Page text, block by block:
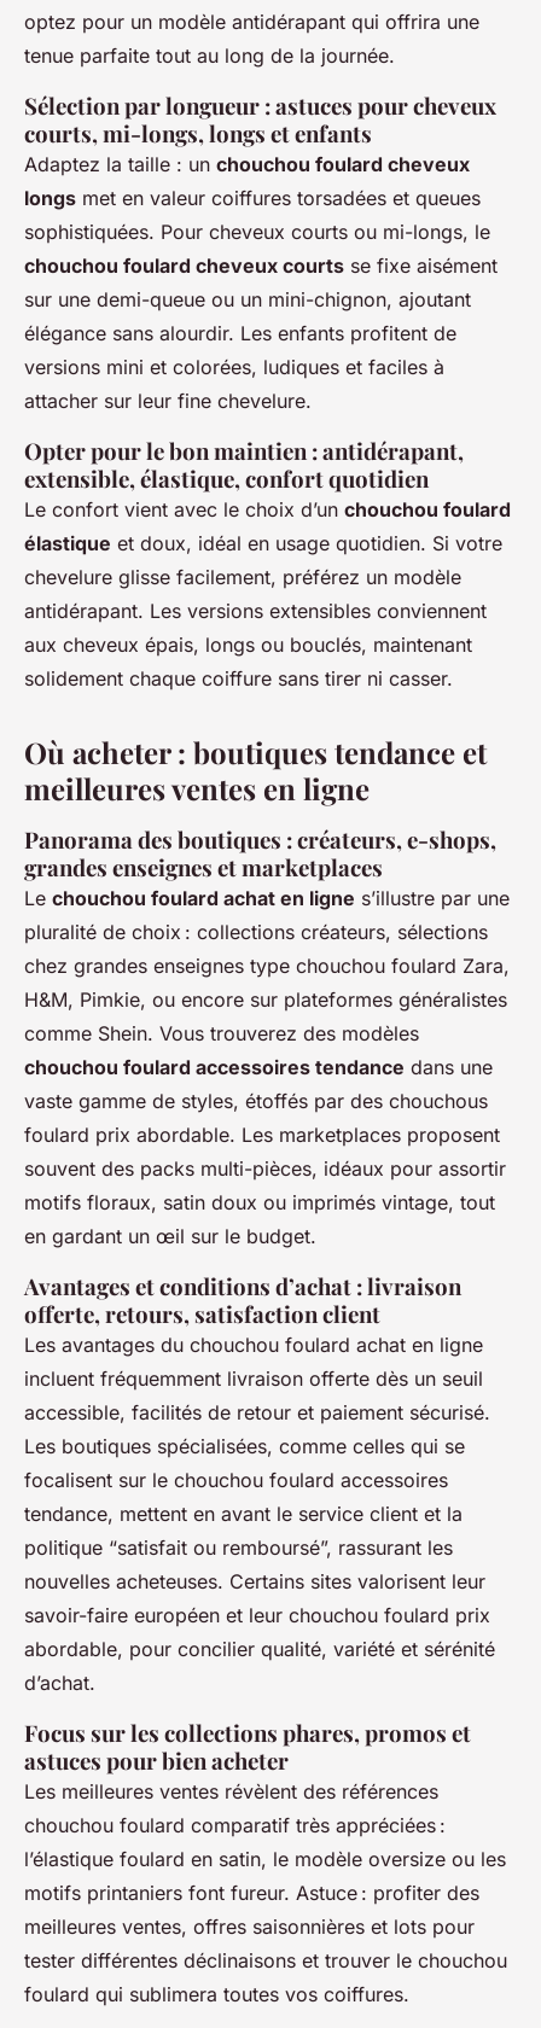
optez pour un modèle antidérapant qui offrira une
tenue parfaite tout au long de la journée.
Sélection par longueur : astuces pour cheveux
courts, mi-longs, longs et enfants
Adaptez la taille : un chouchou foulard cheveux
longs met en valeur coiffures torsadées et queues
sophistiquées. Pour cheveux courts ou mi-longs, le
chouchou foulard cheveux courts se fixe aisément
sur une demi-queue ou un mini-chignon, ajoutant
élégance sans alourdir. Les enfants profitent de
versions mini et colorées, ludiques et faciles à
attacher sur leur fine chevelure.
Opter pour le bon maintien : antidérapant,
extensible, élastique, confort quotidien
Le confort vient avec le choix d’un chouchou foulard
élastique et doux, idéal en usage quotidien. Si votre
chevelure glisse facilement, préférez un modèle
antidérapant. Les versions extensibles conviennent
aux cheveux épais, longs ou bouclés, maintenant
solidement chaque coiffure sans tirer ni casser.
Où acheter : boutiques tendance et
meilleures ventes en ligne
Panorama des boutiques : créateurs, e-shops,
grandes enseignes et marketplaces
Le chouchou foulard achat en ligne s’illustre par une
pluralité de choix : collections créateurs, sélections
chez grandes enseignes type chouchou foulard Zara,
H&M, Pimkie, ou encore sur plateformes généralistes
comme Shein. Vous trouverez des modèles
chouchou foulard accessoires tendance dans une
vaste gamme de styles, étoffés par des chouchous
foulard prix abordable. Les marketplaces proposent
souvent des packs multi-pièces, idéaux pour assortir
motifs floraux, satin doux ou imprimés vintage, tout
en gardant un œil sur le budget.
Avantages et conditions d’achat : livraison
offerte, retours, satisfaction client
Les avantages du chouchou foulard achat en ligne
incluent fréquemment livraison offerte dès un seuil
accessible, facilités de retour et paiement sécurisé.
Les boutiques spécialisées, comme celles qui se
focalisent sur le chouchou foulard accessoires
tendance, mettent en avant le service client et la
politique “satisfait ou remboursé”, rassurant les
nouvelles acheteuses. Certains sites valorisent leur
savoir-faire européen et leur chouchou foulard prix
abordable, pour concilier qualité, variété et sérénité
d’achat.
Focus sur les collections phares, promos et
astuces pour bien acheter
Les meilleures ventes révèlent des références
chouchou foulard comparatif très appréciées :
l’élastique foulard en satin, le modèle oversize ou les
motifs printaniers font fureur. Astuce : profiter des
meilleures ventes, offres saisonnières et lots pour
tester différentes déclinaisons et trouver le chouchou
foulard qui sublimera toutes vos coiffures.